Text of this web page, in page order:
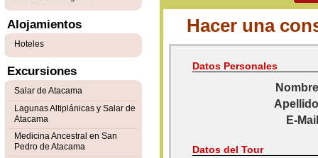
Hacer una
Datos Personales
E-
Datos del Tour
Alojamientos
Hoteles
Excursiones
Salar de Atacama
Lagunas Altiplánicas y Salar de
Atacama
Medicina Ancestral en San
Pedro de Atacama